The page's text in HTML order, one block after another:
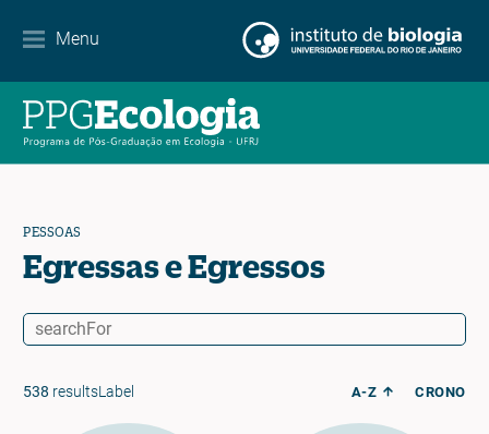
Menu
Contato
PESSOAS
Egressas e Egressos
538 resultsLabel A-Z CRONO